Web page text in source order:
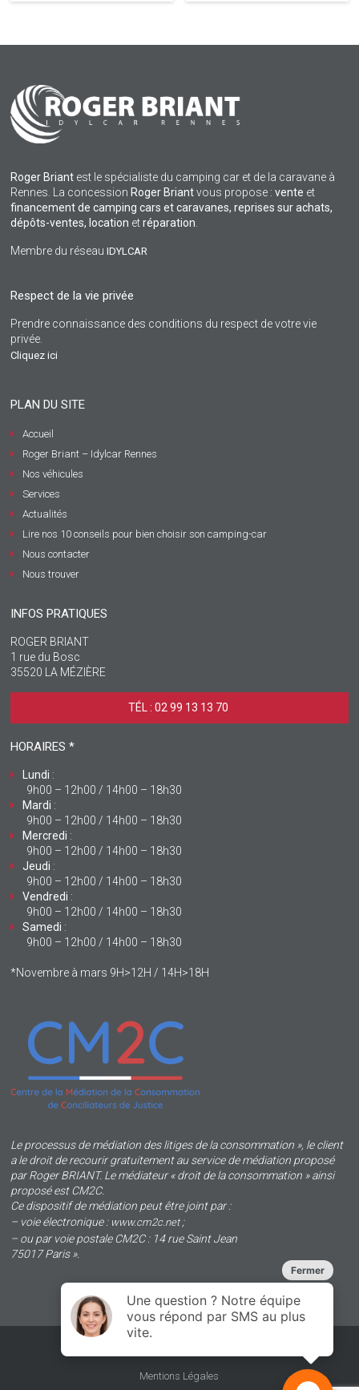
Roger Briant est le spécialiste du camping car et de la caravane à
Rennes. La concession Roger Briantvous propose : vente et
financement de camping cars et caravanes, reprises sur achats,
dépôts-ventes, location etréparation
Membre du réseauIDYLCAR
Respect de la vie privée
Prendre connaissance des conditions du respect de votre vie
privée.
Cliquez ici
PLAN DU SITE
Accueil
Roger Briant – Idylcar Rennes
Nos véhicules
Services
Actualités
Lire nos 10 conseils pour bien choisir son camping-car
Nous contacter
Nous trouver
INFOS PRATIQUES
ROGER BRIANT
1 rue du Bosc
35520 LA MÉZIÈRE
TÉL : 02 99 13 13 70 ‎
HORAIRES *
Lundi :
9h00 – 12h00 / 14h00 – 18h30
Mardi :
9h00 – 12h00 / 14h00 – 18h30
Mercredi :
9h00 – 12h00 / 14h00 – 18h30
Jeudi :
9h00 – 12h00 / 14h00 – 18h30
Vendredi :
9h00 – 12h00 / 14h00 – 18h30
Samedi :
9h00 – 12h00 / 14h00 – 18h30
*Novembre à mars 9H>12H / 14H>18H
Le processus de médiation des litiges de la consommation », le client
a le droit de recourir gratuitement au service de médiation proposé
par Roger BRIANT. Le médiateur « droit de la consommation » ainsi
proposé est CM2C.
Ce dispositif de médiation peut être joint par :
– voie électronique : www.cm2c.net;
– ou par voie postale CM2C : 14 rue Saint Jean
75017 Paris ».
Mentions Légales